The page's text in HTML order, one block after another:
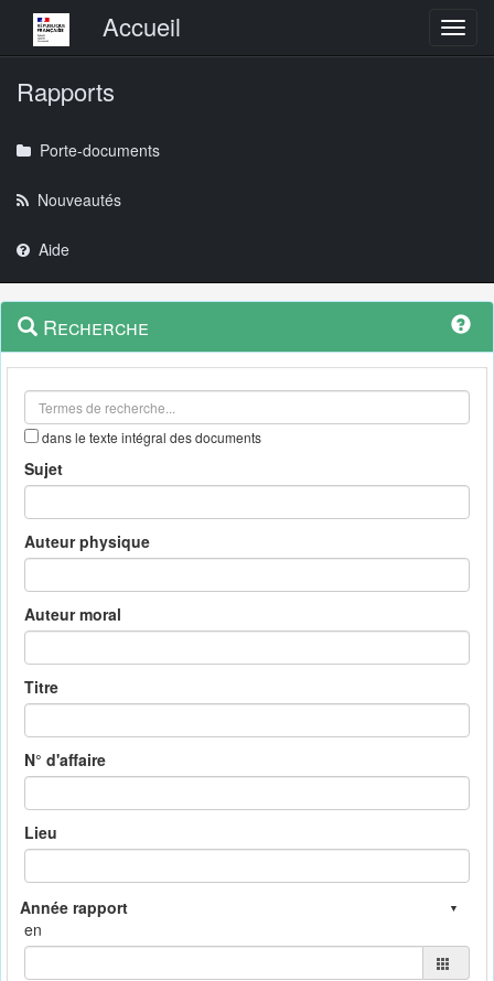
Menu principalAccueil
Rapports
Porte-documents
Nouveautés
Aide
Navigation
outils
Menu
contextuel
Recherche
dans le texte intégral des documents
Sujet
Auteur physique
Auteur moral
Titre
N° d'affaire
Lieu
en